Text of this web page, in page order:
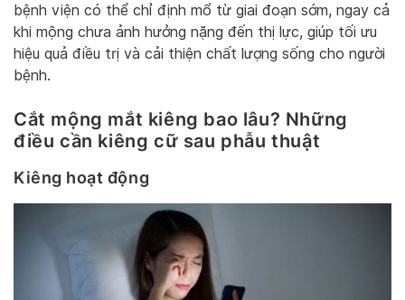
bệnh viện có thể chỉ định mổ từ giai đoạn sớm, ngay cả
khi mộng chưa ảnh hưởng nặng đến thị lực, giúp tối ưu
hiệu quả điều trị và cải thiện chất lượng sống cho người
bệnh.
Cắt mộng mắt kiêng bao lâu? Những
điều cần kiêng cữ sau phẫu thuật
Kiêng hoạt động